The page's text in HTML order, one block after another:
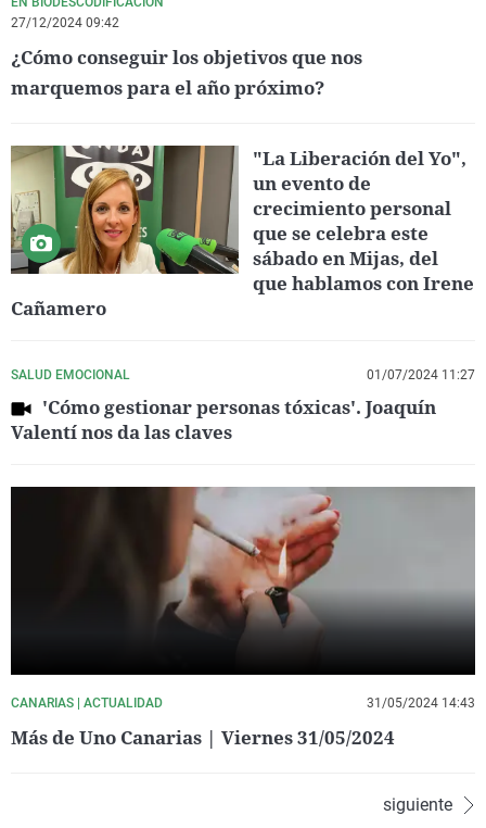
27/12/2024 09:42
¿Cómo conseguir los objetivos que nos
marquemos para el año próximo?
"La Liberación del Yo",
un evento de
crecimiento personal
que se celebra este
sábado en Mijas, del
que hablamos con Irene
Cañamero
SALUD EMOCIONAL 01/07/2024 11:27
'Cómo gestionar personas tóxicas'. Joaquín
Valentí nos da las claves
CANARIAS | ACTUALIDAD 31/05/2024 14:43
Más de Uno Canarias | Viernes 31/05/2024
siguiente